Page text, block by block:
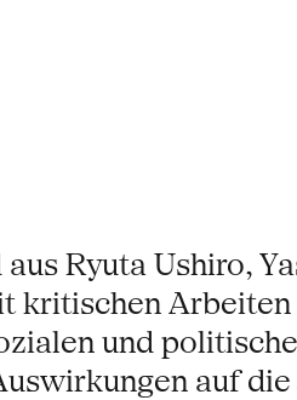
Ryuta Ushiro,
kritischen
und
auf